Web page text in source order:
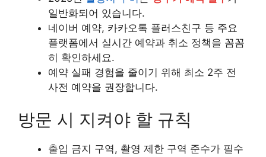
일반화되어 있습니다.
네이버 예약, 카카오톡 플러스친구 등 주요
플랫폼에서 실시간 예약과 취소 정책을 꼼꼼
히 확인하세요.
예약 실패 경험을 줄이기 위해 최소 2주 전
사전 예약을 권장합니다.
방문 시 지켜야 할 규칙
출입 금지 구역, 촬영 제한 구역 준수가 필수